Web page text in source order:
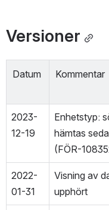
Versioner
Datum Kommentar
2023-
12-19
Enhetstyp:
hämtas
(FÖR-
2022-
01-31
Visning av
upphört